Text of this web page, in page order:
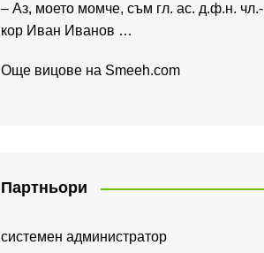
– Аз, моето момче, съм гл. ас. д.ф.н. чл.-
кор Иван Иванов …
Още вицове на Smeeh.com
Партньори
системен администратор